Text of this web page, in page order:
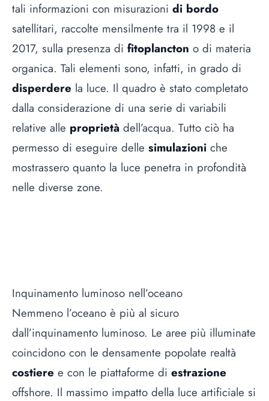
tali informazioni con misurazioni di bordo
satellitari, raccolte mensilmente tra il 1998 e il
2017, sulla presenza di fitoplancton o di materia
organica. Tali elementi sono, infatti, in grado di
disperdere la luce. Il quadro è stato completato
dalla considerazione di una serie di variabili
relative alle proprietà dell’acqua. Tutto ciò ha
permesso di eseguire delle simulazioni che
mostrassero quanto la luce penetra in profondità
nelle diverse zone.
Inquinamento luminoso nell’oceano
Nemmeno l’oceano è più al sicuro
dall’inquinamento luminoso. Le aree più illuminate
coincidono con le densamente popolate realtà
costiere e con le piattaforme di estrazione
offshore. Il massimo impatto della luce artificiale si